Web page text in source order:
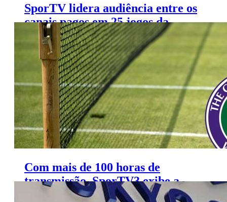
SporTV lidera audiência entre os
canais pagos em 25 jogos da
Eurocopa
Com mais de 100 horas de
transmissão, SporTV3 exibe a
chave principal de Wimbledon